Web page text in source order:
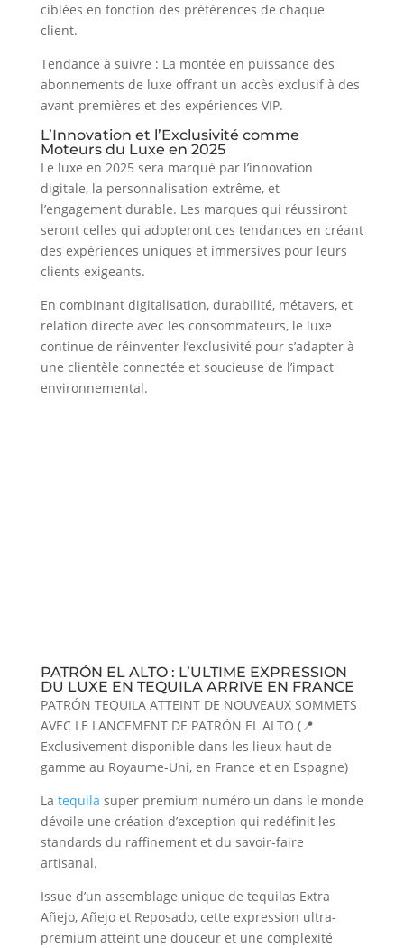
ciblées en fonction des préférences de chaque
client.
Tendance à suivre : La montée en puissance des
abonnements de luxe offrant un accès exclusif à des
avant-premières et des expériences VIP.
L’Innovation et l’Exclusivité comme
Moteurs du Luxe en 2025
Le luxe en 2025 sera marqué par l’innovation
digitale, la personnalisation extrême, et
l’engagement durable. Les marques qui réussiront
seront celles qui adopteront ces tendances en créant
des expériences uniques et immersives pour leurs
clients exigeants.
En combinant digitalisation, durabilité, métavers, et
relation directe avec les consommateurs, le luxe
continue de réinventer l’exclusivité pour s’adapter à
une clientèle connectée et soucieuse de l’impact
environnemental.
PATRÓN EL ALTO : L’ULTIME EXPRESSION
DU LUXE EN TEQUILA ARRIVE EN FRANCE
PATRÓN TEQUILA ATTEINT DE NOUVEAUX SOMMETS
AVEC LE LANCEMENT DE PATRÓN EL ALTO (📍
Exclusivement disponible dans les lieux haut de
gamme au Royaume-Uni, en France et en Espagne)
La tequila super premium numéro un dans le monde
dévoile une création d’exception qui redéfinit les
standards du raffinement et du savoir-faire
artisanal.
Issue d’un assemblage unique de tequilas Extra
Añejo, Añejo et Reposado, cette expression ultra-
premium atteint une douceur et une complexité